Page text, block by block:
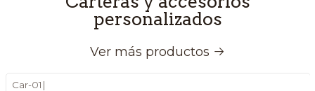
personalizados
Ver más productos
Car-01 |